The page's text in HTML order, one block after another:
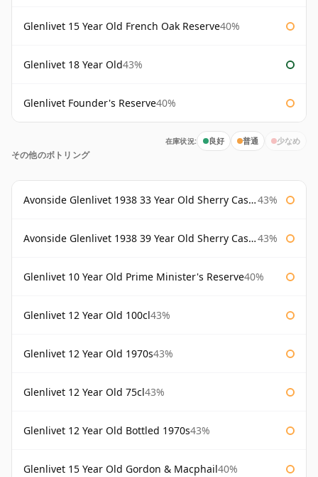
Glenlivet 15 Year Old French Oak Reserve40%
Glenlivet 18 Year Old43%
Glenlivet Founder's Reserve40%
在庫状況: 良好 普通 少なめ
その他のボトリング
Avonside Glenlivet 1938 33 Year Old Sherry Cask Gordon & Macphail 43%
Avonside Glenlivet 1938 39 Year Old Sherry Cask Gordon & Macphail 43%
Glenlivet 10 Year Old Prime Minister's Reserve40%
Glenlivet 12 Year Old 100cl43%
Glenlivet 12 Year Old 1970s43%
Glenlivet 12 Year Old 75cl43%
Glenlivet 12 Year Old Bottled 1970s43%
Glenlivet 15 Year Old Gordon & Macphail40%